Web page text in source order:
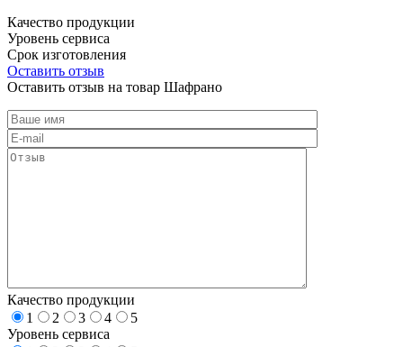
Качество продукции
Уровень сервиса
Срок изготовления
Оставить отзыв
Оставить отзыв на товар Шафрано
Качество продукции
1
2 3 4
5
Уровень сервиса